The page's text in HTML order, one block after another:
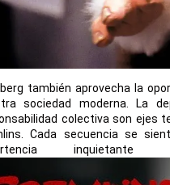
también aprovecha la
sociedad moderna. La
colectiva son ejes
Cada secuencia se